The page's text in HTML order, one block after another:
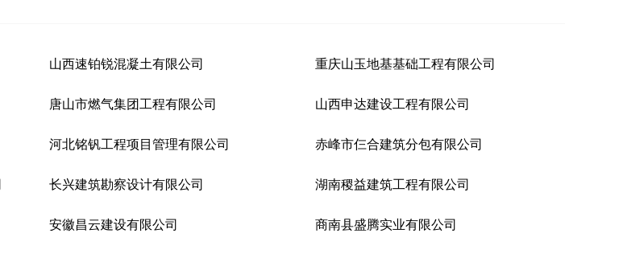
山西速铂锐混凝土有限公司 重庆山玉地基基础工程有限公司
唐山市燃气集团工程有限公司 山西申达建设工程有限公司
河北铭钒工程项目管理有限公司 赤峰市仨合建筑分包有限公司
长兴建筑勘察设计有限公司 湖南稷益建筑工程有限公司
安徽昌云建设有限公司 商南县盛腾实业有限公司